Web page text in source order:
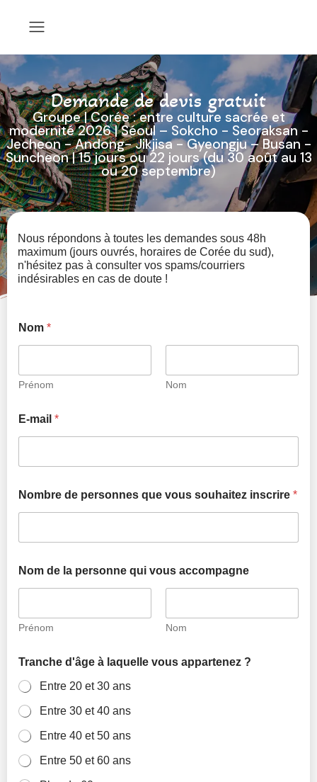
Demande de devis gratuit
Groupe | Corée : entre culture sacrée et
modernité 2026 | Séoul – Sokcho - Seoraksan -
Jecheon - Andong- Jikjisa - Gyeongju – Busan -
Suncheon | 15 jours ou 22 jours (du 30 août au 13
ou 20 septembre)
Nous répondons à toutes les demandes sous 48h
maximum (jours ouvrés, horaires de Corée du sud),
n'hésitez pas à consulter vos spams/courriers
indésirables en cas de doute !
Nom *
Prénom Nom
E-mail *
Nombre de personnes que vous souhaitez inscrire *
Nom de la personne qui vous accompagne
Prénom Nom
Tranche d'âge à laquelle vous appartenez ?
Entre 20 et 30 ans
Entre 30 et 40 ans
Entre 40 et 50 ans
Entre 50 et 60 ans